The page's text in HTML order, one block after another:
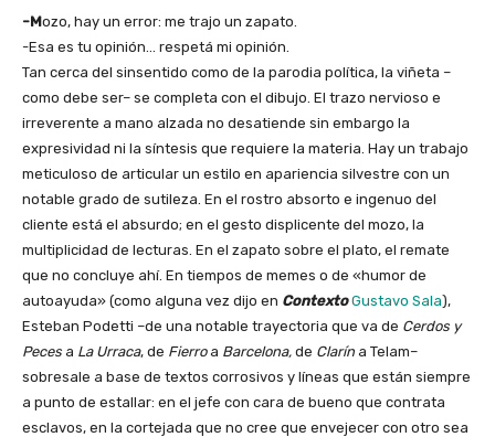
-Mozo, hay un error: me trajo un zapato.
-Esa es tu opinión… respetá mi opinión.
Tan cerca del sinsentido como de la parodia política, la viñeta –
como debe ser– se completa con el dibujo. El trazo nervioso e
irreverente a mano alzada no desatiende sin embargo la
expresividad ni la síntesis que requiere la materia. Hay un trabajo
meticuloso de articular un estilo en apariencia silvestre con un
notable grado de sutileza. En el rostro absorto e ingenuo del
cliente está el absurdo; en el gesto displicente del mozo, la
multiplicidad de lecturas. En el zapato sobre el plato, el remate
que no concluye ahí. En tiempos de memes o de «humor de
autoayuda» (como alguna vez dijo en Contexto Gustavo Sala),
Esteban Podetti –de una notable trayectoria que va de Cerdos y
Peces a La Urraca, de Fierroa Barcelona, de Clarín a Telam–
sobresale a base de textos corrosivos y líneas que están siempre
a punto de estallar: en el jefe con cara de bueno que contrata
esclavos, en la cortejada que no cree que envejecer con otro sea